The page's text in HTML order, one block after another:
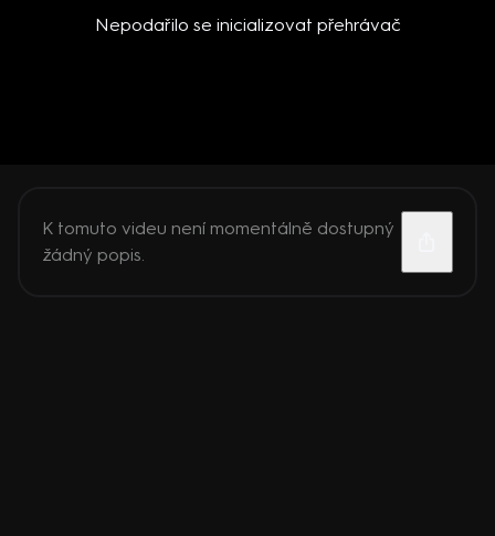
Nepodařilo se inicializovat přehrávač
K tomuto videu není momentálně dostupný
žádný popis.